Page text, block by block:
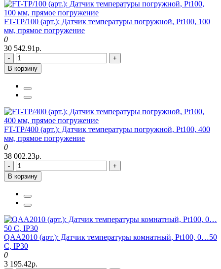
FT-TP/100 (арт.): Датчик температуры погружной, Pt100, 100
мм, прямое погружение
0
30 542.91р.
-
+
В корзину
FT-TP/400 (арт.): Датчик температуры погружной, Pt100, 400
мм, прямое погружение
0
38 002.23р.
-
+
В корзину
QAA2010 (арт.): Датчик температуры комнатный, Pt100, 0…50
C, IP30
0
3 195.42р.